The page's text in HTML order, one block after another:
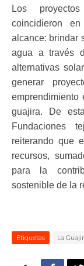
Los
coincidieron
alcance: brindar
agua a través
alternativas
generar
guajira. De
Fundaciones
reiterando que
recursos,
para la
sostenible de la
Etiquetas La